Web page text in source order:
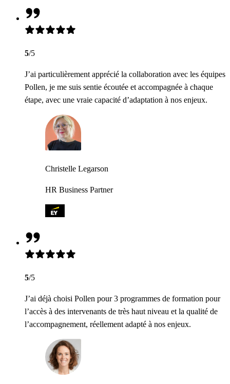
5/5
J’ai particulièrement apprécié la collaboration avec les équipes
Pollen, je me suis sentie écoutée et accompagnée à chaque
étape, avec une vraie capacité d’adaptation à nos enjeux.
Christelle Legarson
HR Business Partner
5/5
J’ai déjà choisi Pollen pour 3 programmes de formation pour
l’accès à des intervenants de très haut niveau et la qualité de
l’accompagnement, réellement adapté à nos enjeux.